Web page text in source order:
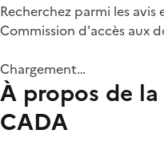
Recherchez parmi les
Commission d'accès aux
Chargement…
À propos de la
CADA